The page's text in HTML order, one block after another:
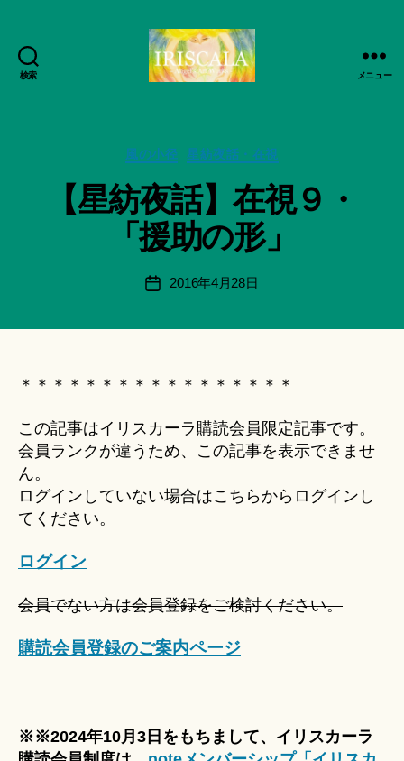
検索
日
活
動
記
録・
品
IRISCALA
メニュー
カ
ゴ
リ
ー
風の小径 星紡夜話・在視
【星紡夜話】在視９・
「援助の形」
投
稿
智
日
月
＊
a
ki
＊
投
2016年4月28日
＊＊＊＊＊＊＊＊＊＊＊＊＊＊＊＊＊
この記事はイリスカーラ購読会員限定記事です。
会員ランクが違うため、この記事を表示できませ
ん。
ログインしていない場合はこちらからログインし
てください。
ログイン
会員でない方は会員登録をご検討ください。
購読会員登録のご案内ページ
※※2024年10月3日をもちまして、イリスカーラ